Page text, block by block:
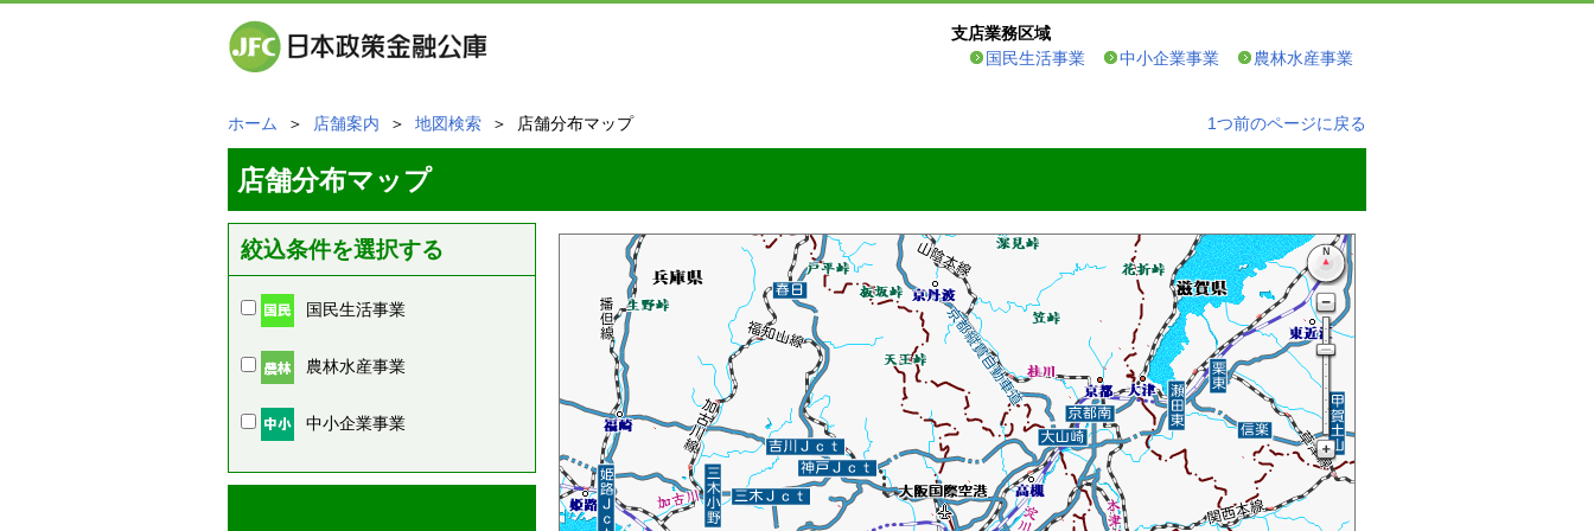
支店業務区域
国民生活事業
中小企業事業 農林水産事業
ホーム ＞ 店舗案内 ＞ 地図検索 ＞ 店舗分布マップ 1つ前のページに戻る
店舗分布マップ
絞込条件を選択する
国民生活事業
農林水産事業
中小企業事業